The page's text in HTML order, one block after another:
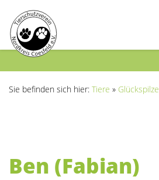
Sie befinden sich hier: Tiere » Glückspilze
Ben (Fabian)